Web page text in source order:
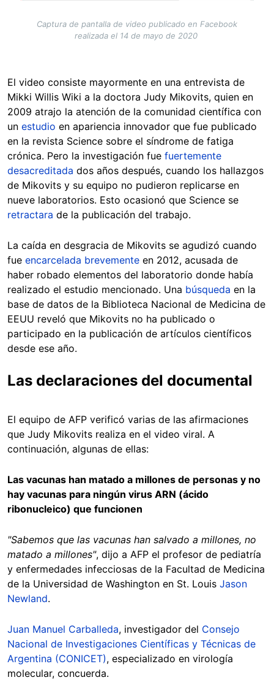
Captura de pantalla de video publicado en Facebook
realizada el 14 de mayo de 2020
El video consiste mayormente en una entrevista de
Mikki Willis Wiki a la doctora Judy Mikovits, quien en
2009 atrajo la atención de la comunidad científica con
un estudio en apariencia innovador que fue publicado
en la revista Science sobre el síndrome de fatiga
crónica. Pero la investigación fue fuertemente
desacreditada dos años después, cuando los hallazgos
de Mikovits y su equipo no pudieron replicarse en
nueve laboratorios. Esto ocasionó que Science se
retractara de la publicación del trabajo.
La caída en desgracia de Mikovits se agudizó cuando
fue encarcelada brevemente en 2012, acusada de
haber robado elementos del laboratorio donde había
realizado el estudio mencionado. Una búsqueda en la
base de datos de la Biblioteca Nacional de Medicina de
EEUU reveló que Mikovits no ha publicado o
participado en la publicación de artículos científicos
desde ese año.
Las declaraciones del documental
El equipo de AFP verificó varias de las afirmaciones
que Judy Mikovits realiza en el video viral. A
continuación, algunas de ellas:
Las vacunas han matado a millones de personas y no
hay vacunas para ningún virus ARN (ácido
ribonucleico) que funcionen
"Sabemos que las vacunas han salvado a millones, no
matado a millones", dijo a AFP el profesor de pediatría
y enfermedades infecciosas de la Facultad de Medicina
de la Universidad de Washington en St. Louis Jason
Newland.
Juan Manuel Carballeda, investigador del Consejo
Nacional de Investigaciones Científicas y Técnicas de
Argentina (CONICET), especializado en virología
molecular, concuerda.